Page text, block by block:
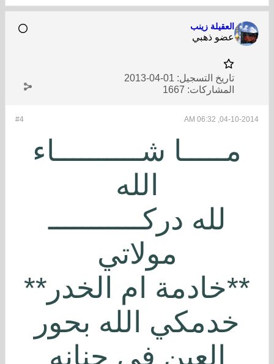
العقيلة زينب
عضو ذهبي
تاريخ التسجيل: 01-04-2013
المشاركات: 1667
#4 04-10-2014, 06:32 AM
مـــــا شــــــــــاء
الله
لله دركـــــــــــ
مولاتي
**خادمة ام الخدر**
خدمكي الله بحور
العين في جنانه